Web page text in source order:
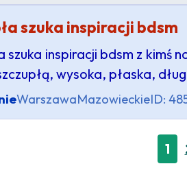
szuka inspiracji bdsm
szuka inspiracji bdsm z kimś
wysoka, płaska,
WarszawaMazowieckieID:
1